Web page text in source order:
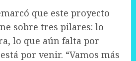
que este proyecto
sobre tres pilares: lo
lo que aún falta por
por venir. “Vamos más